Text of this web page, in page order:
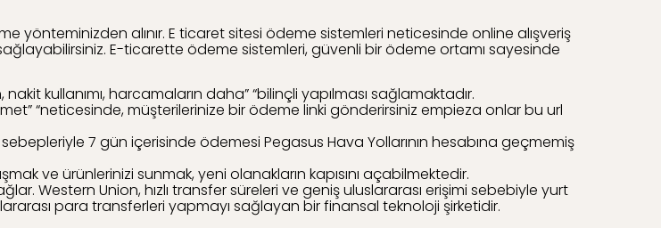
yönteminizden alınır. E ticaret sitesi ödeme sistemleri neticesinde online alışveriş
E-ticarette ödeme sistemleri, güvenli bir ödeme ortamı sayesinde
kullanımı, harcamaların daha” “bilinçli yapılması sağlamaktadır.
“neticesinde, müşterilerinize bir ödeme linki gönderirsiniz empieza onlar bu url
sebepleriyle 7 gün içerisinde ödemesi Pegasus Hava Yollarının hesabına geçmemiş
ve ürünlerinizi sunmak, yeni olanakların kapısını açabilmektedir.
Western Union, hızlı transfer süreleri ve geniş uluslararası erişimi sebebiyle yurt
para transferleri yapmayı sağlayan bir finansal teknoloji şirketidir.